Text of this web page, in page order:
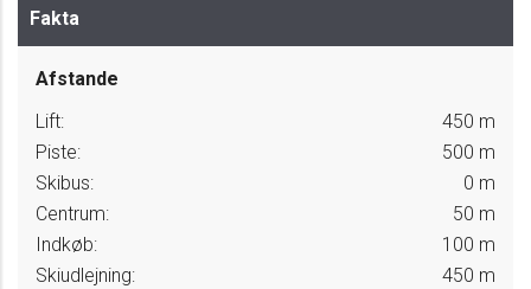
Fakta
Afstande
Lift:
450 m
Piste:
500 m
Skibus:
0 m
Centrum:
50 m
Indkøb:
100 m
Skiudlejning:
450 m